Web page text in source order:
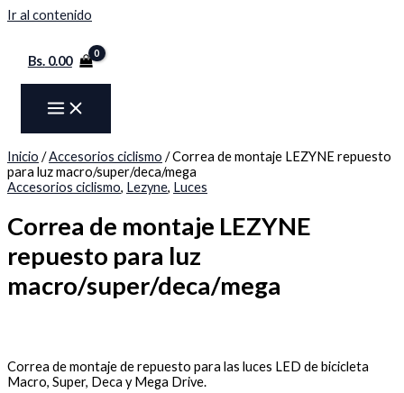
Ir al contenido
Bs.0.00
Inicio /Accesorios ciclismo / Correa de montaje LEZYNE repuesto
para luz macro/super/deca/mega
Accesorios ciclismo, Lezyne, Luces
Correa de montaje LEZYNE
repuesto para luz
macro/super/deca/mega
Correa de montaje de repuesto para las luces LED de bicicleta
Macro, Super, Deca y Mega Drive.